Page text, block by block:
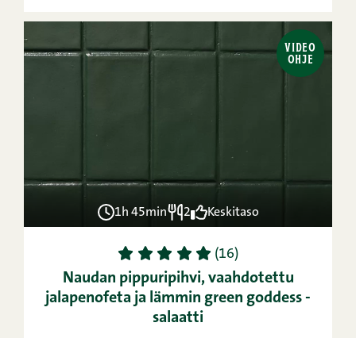
VIDEO
OHJE
1h 45min 2 Keskitaso
1 2 3 4 5 (16)
Naudan pippuripihvi, vaahdotettu
jalapenofeta ja lämmin green goddess -
salaatti